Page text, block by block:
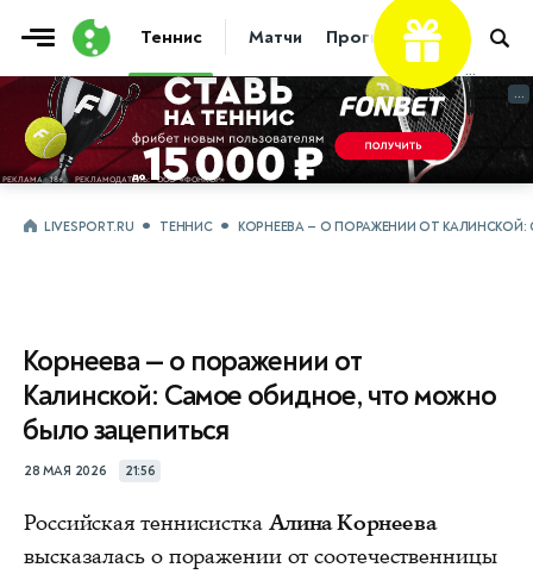
Теннис Матчи Прогнозы Новости
...
...
LIVESPORT.RU ТЕННИС КОРНЕЕВА — О ПОРАЖЕНИИ ОТ
Корнеева — о поражении от
Калинской: Самое обидное, что можно
было зацепиться
28 МАЯ 2026 21:56
Российская теннисистка Алина Корнеева
высказалась о поражении от соотечественницы